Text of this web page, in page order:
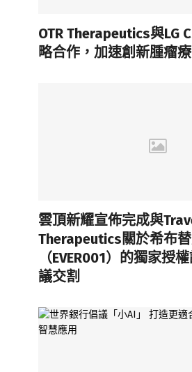
OTR Therapeutics與LG
略合作，加速創新腫瘤
雲頂新耀宣佈完成與
Therapeutics關於希布
（EVER001）的獨家授
議交割